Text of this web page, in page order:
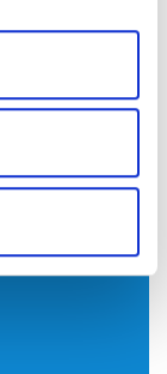
INTERESA
EN